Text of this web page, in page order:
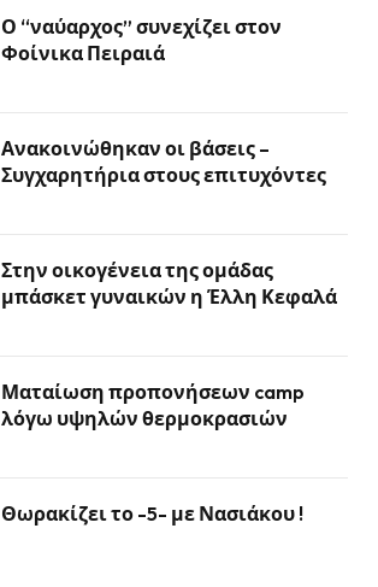
Ο “ναύαρχος” συνεχίζει στον
Φοίνικα Πειραιά
Ανακοινώθηκαν οι βάσεις –
Συγχαρητήρια στους επιτυχόντες
Στην οικογένεια της ομάδας
μπάσκετ γυναικών η Έλλη Κεφαλά
Ματαίωση προπονήσεων camp
λόγω υψηλών θερμοκρασιών
Θωρακίζει το -5- με Νασιάκου !